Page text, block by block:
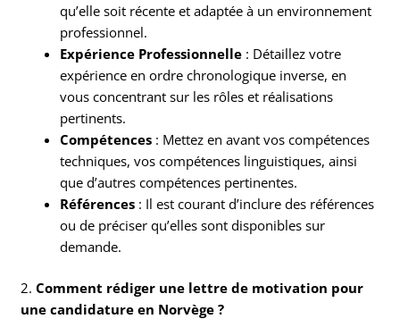
qu’elle soit récente et adaptée à un environnement
professionnel.
Expérience Professionnelle : Détaillez votre
expérience en ordre chronologique inverse, en
vous concentrant sur les rôles et réalisations
pertinents.
Compétences : Mettez en avant vos compétences
techniques, vos compétences linguistiques, ainsi
que d’autres compétences pertinentes.
Références : Il est courant d’inclure des références
ou de préciser qu’elles sont disponibles sur
demande.
2.Comment rédiger une lettre de motivation pour
une candidature en Norvège ?